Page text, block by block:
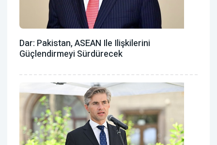
Dar: Pakistan, ASEAN Ile Ilişkilerini
Güçlendirmeyi Sürdürecek